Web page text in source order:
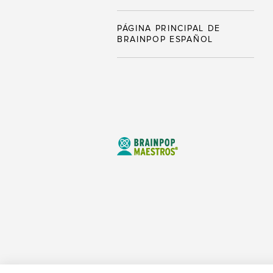
PÁGINA PRINCIPAL DE
BRAINPOP ESPAÑOL